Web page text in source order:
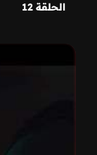
الحلقة 12